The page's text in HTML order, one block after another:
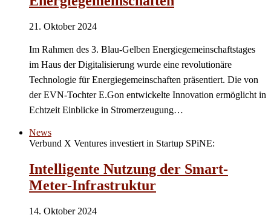
21. Oktober 2024
Im Rahmen des 3. Blau-Gelben Energiegemeinschaftstages
im Haus der Digitalisierung wurde eine revolutionäre
Technologie für Energiegemeinschaften präsentiert. Die von
der EVN-Tochter E.Gon entwickelte Innovation ermöglicht in
Echtzeit Einblicke in Stromerzeugung…
News
Verbund X Ventures investiert in Startup SPiNE:
Intelligente Nutzung der Smart-
Meter-Infrastruktur
14. Oktober 2024